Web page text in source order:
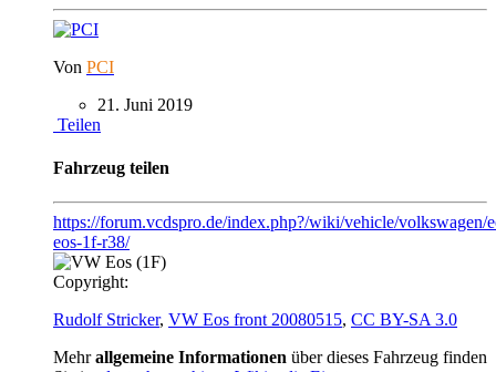
Von PCI
21. Juni 2019
Teilen
Fahrzeug teilen
https://forum.vcdspro.de/index.php?/wiki/vehicle/volkswagen/
eos-1f-r38/
Copyright:
Rudolf Stricker, VW Eos front 20080515, CC BY-SA 3.0
Mehrallgemeine Informationen über dieses Fahrzeug finden